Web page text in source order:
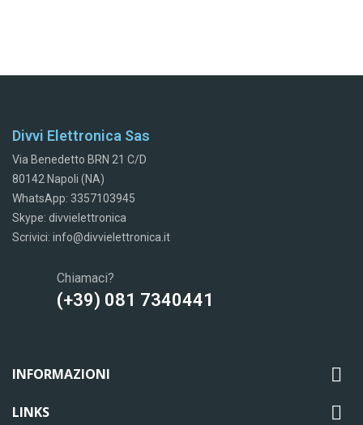
Divvi Elettronica Sas
Via Benedetto BRN 21 C/D
80142 Napoli (NA)
WhatsApp: 3357103945
Skype: divvielettronica
Scrivici: info@divvielettronica.it
Chiamaci?
(+39) 081 7340441
INFORMAZIONI 
LINKS 